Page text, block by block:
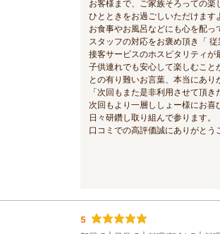
お客様まで、ご家族そろっての楽
ひとときをお過ごしいただけます
お食事やお風呂などにも心を配っ
スタッフの対応をお褒め頂き「
接客サービスのホスピタリティが
子供連れでも安心して楽しむこと
との有り難いお言葉、本当にあり
「次回もまた是非利用させて頂き
次回もより一層ししょー様にお喜
日々研鑽し取り組んで参ります。
口コミでの高評価誠にありがとう
ホテル
須長
5